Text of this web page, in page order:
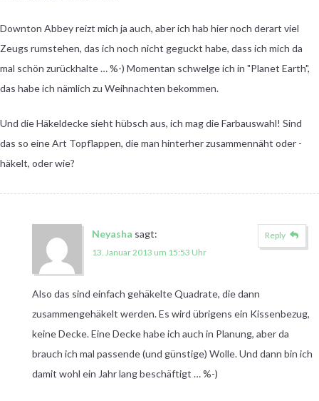
Downton Abbey reizt mich ja auch, aber ich hab hier noch derart viel
Zeugs rumstehen, das ich noch nicht geguckt habe, dass ich mich da
mal schön zurückhalte … %-) Momentan schwelge ich in "Planet Earth",
das habe ich nämlich zu Weihnachten bekommen.
Und die Häkeldecke sieht hübsch aus, ich mag die Farbauswahl! Sind
das so eine Art Topflappen, die man hinterher zusammennäht oder -
häkelt, oder wie?
Neyasha sagt:
13. Januar 2013 um 15:53 Uhr
Also das sind einfach gehäkelte Quadrate, die dann
zusammengehäkelt werden. Es wird übrigens ein Kissenbezug,
keine Decke. Eine Decke habe ich auch in Planung, aber da
brauch ich mal passende (und günstige) Wolle. Und dann bin ich
damit wohl ein Jahr lang beschäftigt … %-)
Reply